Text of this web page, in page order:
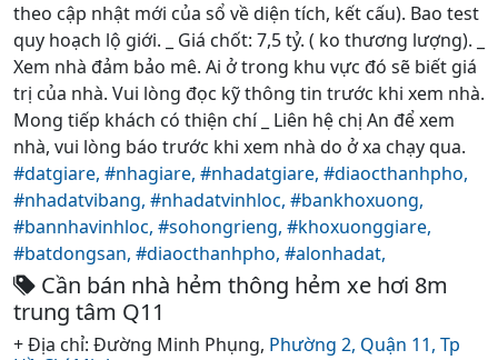
theo cập nhật mới của sổ về diện tích, kết cấu). Bao test
quy hoạch lộ giới. _ Giá chốt: 7,5 tỷ. ( ko thương lượng). _
Xem nhà đảm bảo mê. Ai ở trong khu vực đó sẽ biết giá
trị của nhà. Vui lòng đọc kỹ thông tin trước khi xem nhà.
Mong tiếp khách có thiện chí _ Liên hệ chị An để xem
nhà, vui lòng báo trước khi xem nhà do ở xa chạy qua.
#datgiare, #nhagiare, #nhadatgiare, #diaocthanhpho,
#nhadatvibang, #nhadatvinhloc, #bankhoxuong,
#bannhavinhloc, #sohongrieng, #khoxuonggiare,
#batdongsan, #diaocthanhpho, #alonhadat,
Cần bán nhà hẻm thông hẻm xe hơi 8m
trung tâm Q11
+ Địa chỉ: Đường Minh Phụng, Phường 2, Quận 11, Tp